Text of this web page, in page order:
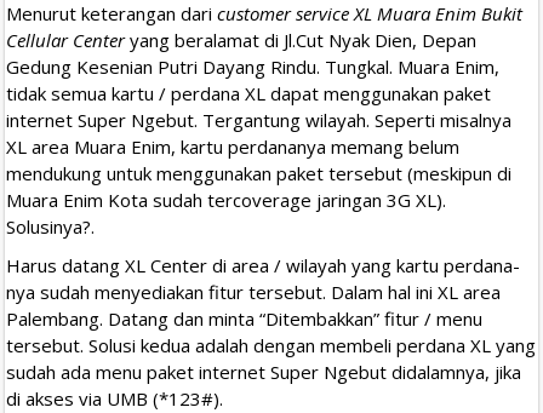
Menurut keterangan dari customer service XL Muara Enim Bukit
Cellular Centeryang beralamat di Jl.Cut Nyak Dien, Depan
Gedung Kesenian Putri Dayang Rindu. Tungkal. Muara Enim,
tidak semua kartu / perdana XL dapat menggunakan paket
internet Super Ngebut. Tergantung wilayah. Seperti misalnya
XL area Muara Enim, kartu perdananya memang belum
mendukung untuk menggunakan paket tersebut (meskipun di
Muara Enim Kota sudah tercoverage jaringan 3G XL).
Solusinya?.
Harus datang XL Center di area / wilayah yang kartu perdana-
nya sudah menyediakan fitur tersebut. Dalam hal ini XL area
Palembang. Datang dan minta “Ditembakkan” fitur / menu
tersebut. Solusi kedua adalah dengan membeli perdana XL yang
sudah ada menu paket internet Super Ngebut didalamnya, jika
di akses via UMB (*123#).